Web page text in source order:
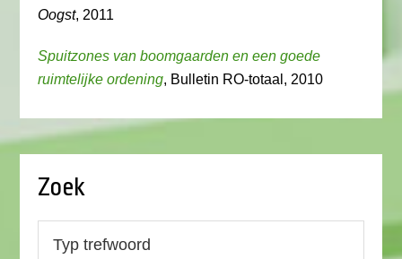
Oogst, 2011
Spuitzones van boomgaarden en een goede
ruimtelijke ordening, Bulletin RO-totaal, 2010
Zoek